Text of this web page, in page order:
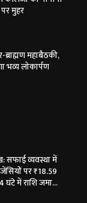
मुहर
महाबैठकी,
भव्य लोकार्पण
सफाई व्यवस्था में
पर ₹18.59
घंटे में राशि जमा...